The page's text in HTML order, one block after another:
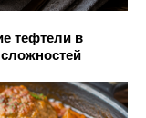
тефтели в